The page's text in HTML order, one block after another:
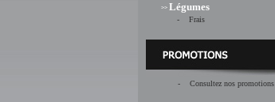
>> Légumes
- Frais
- Consultez nos promotions